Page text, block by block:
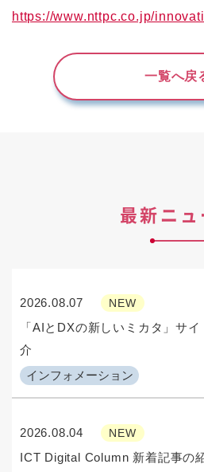
https://www.nttpc.co.jp/
一覧へ戻
最新ニュ
2026.08.07 NEW
インフォメーション
「AIとDXの新しいミカタ」サ
介
2026.08.04 NEW
ICT Digital Column 新着記事の